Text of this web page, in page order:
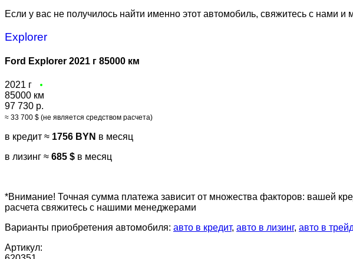
Если у вас не получилось найти именно этот автомобиль, свяжитесь с нами
Explorer
Ford Explorer 2021 г 85000 км
2021 г
85000 км
97 730 р.
≈ 33 700 $ (не является средством расчета)
в кредит ≈ 1756 BYN в месяц
в лизинг ≈ 685 $ в месяц
*Внимание! Точная сумма платежа зависит от множества факторов: вашей
расчета свяжитесь с нашими менеджерами
Варианты приобретения автомобиля: авто в кредит, авто в лизинг, авто в
Артикул: